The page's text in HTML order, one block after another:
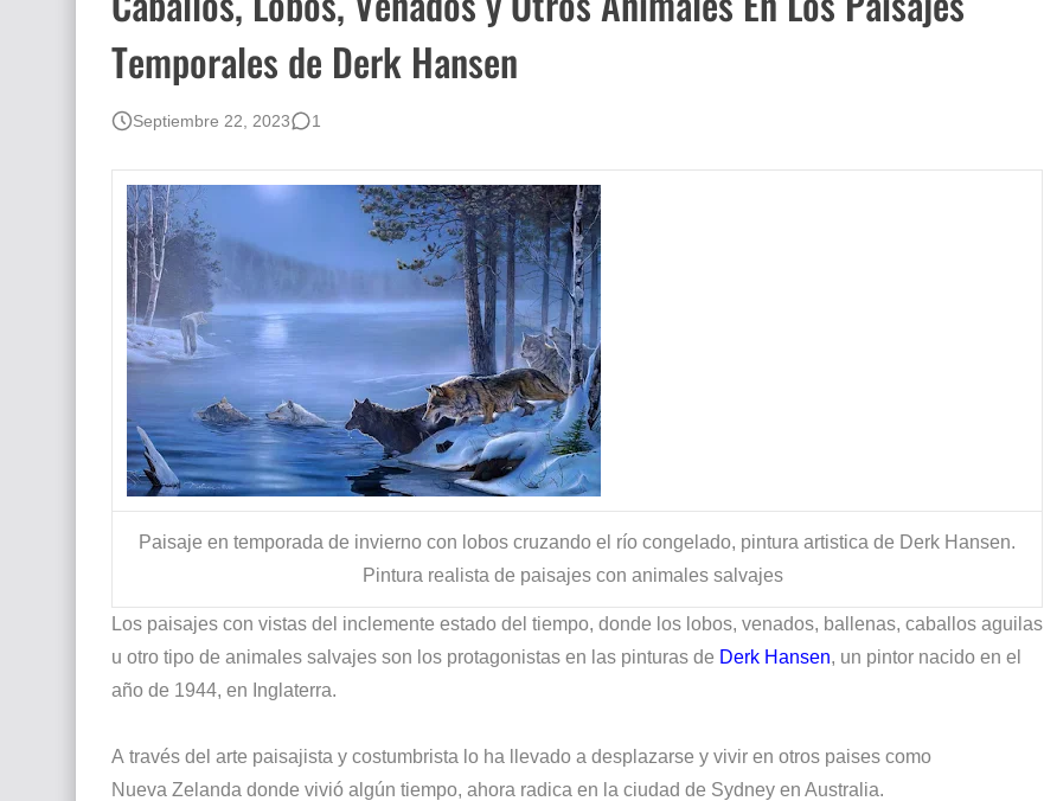
Rostros Bellos, La Perfección del Dibujo A Lápiz, Biryulina Vita
Fotos Artísticas de las Actrices de Hollywood Más Bellas del Mundo
Que significan los cuadros de negras africanas?
El mundo del arte en pintura surrealista
Temporales de Derk Hansen
Septiembre 22, 2023 1
Paisaje en temporada de invierno con lobos cruzando el río congelado, pintura artistica de Derk Hansen.
Pintura realista de paisajes con animales salvajes
Los paisajes con vistas del inclemente estado del tiempo, donde los lobos, venados, ballenas, caballos aguilas
u otro tipo de animales salvajes son los protagonistas en las pinturas de Derk Hansen, un pintor nacido en el
año de 1944, en Inglaterra.
A través del arte paisajista y costumbrista lo ha llevado a desplazarse y vivir en otros paises como
Nueva Zelanda donde vivió algún tiempo, ahora radica en la ciudad de Sydney en Australia.